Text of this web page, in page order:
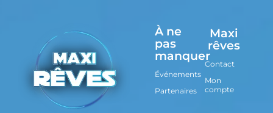
À ne
pas
manquer
Événements
Partenaires
Maxi
rêves
Contact
Mon
compte